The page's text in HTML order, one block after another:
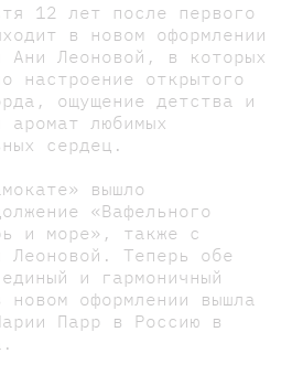
12 лет после первого
в новом оформлении
Ани Леоновой, в которых
настроение открытого
ощущение детства и
аромат любимых
сердец.
вышло
«Вафельного
и море», также с
Леоновой. Теперь обе
и гармоничный
оформлении вышла
Парр в Россию в